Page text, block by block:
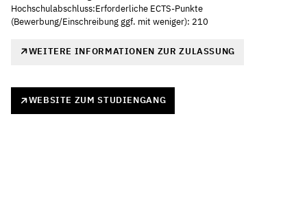
Hochschulabschluss:Erforderliche ECTS-Punkte
(Bewerbung/Einschreibung ggf. mit weniger): 210
WEITERE INFORMATIONEN ZUR ZULASSUNG
WEBSITE ZUM STUDIENGANG